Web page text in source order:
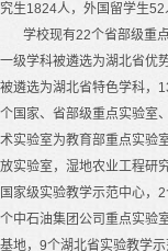
究生1824人，外国留学生52
学校现有22个省部级重
一级学科被遴选为湖北省优
被遴选为湖北省特色学科，
个国家、省部级重点实验室
术实验室为教育部重点实验
放实验室，湿地农业工程研
国家级实验教学示范中心， 2
个中石油集团公司重点实验室
基地， 9个湖北省实验教学